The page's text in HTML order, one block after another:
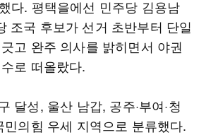
다. 평택을에선 민주당 김용남
조국 후보가 선거 초반부터 단일
고 완주 의사를 밝히면서 야권
로 떠올랐다.
달성, 울산 남갑, 공주·부여·청
의힘 우세 지역으로 분류했다.